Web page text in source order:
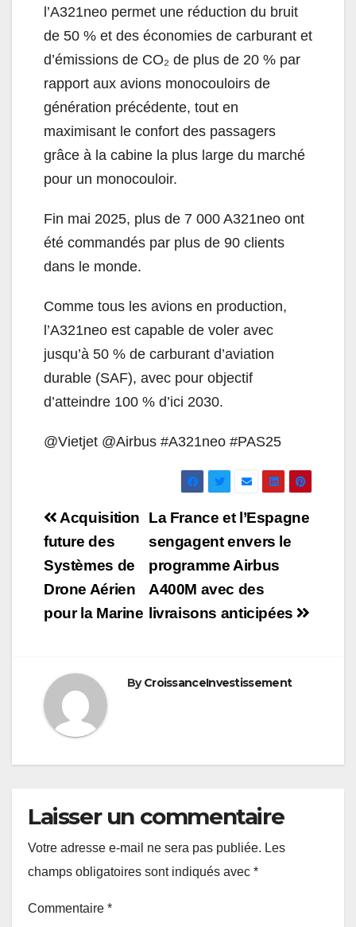
l’A321neo permet une réduction du bruit
de 50 % et des économies de carburant et
d’émissions de CO₂ de plus de 20 % par
rapport aux avions monocouloirs de
génération précédente, tout en
maximisant le confort des passagers
grâce à la cabine la plus large du marché
pour un monocouloir.
Fin mai 2025, plus de 7 000 A321neo ont
été commandés par plus de 90 clients
dans le monde.
Comme tous les avions en production,
l’A321neo est capable de voler avec
jusqu’à 50 % de carburant d’aviation
durable (SAF), avec pour objectif
d’atteindre 100 % d’ici 2030.
@Vietjet @Airbus #A321neo #PAS25
Navigation
de
l’article
La France et l’Espagne
sengagent envers le
programme Airbus
A400M avec des
livraisons anticipées
Acquisition
future des
Systèmes de
Drone Aérien
pour la Marine
ByCroissanceInvestissement
Laisser un commentaire
Votre adresse e-mail ne sera pas publiée. Les
champs obligatoires sont indiqués avec *
Commentaire *